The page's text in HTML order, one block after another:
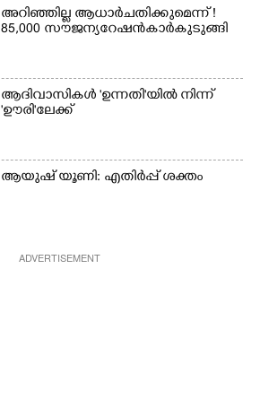
അറിഞ്ഞില്ല ആധാർ ചതിക്കുമെന്ന് !
85,000 സൗജന്യ റേഷൻകാർ കുടുങ്ങി
ആദിവാസികൾ 'ഉന്നതി'യിൽ നിന്ന്
'ഊരി'ലേക്ക്
ആയുഷ് യൂണി: എതിർപ്പ് ശക്തം
ADVERTISEMENT